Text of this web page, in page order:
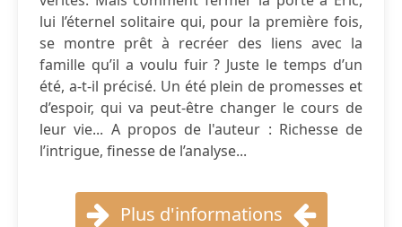
lui l’éternel solitaire qui, pour la première fois,
se montre prêt à recréer des liens avec la
famille qu’il a voulu fuir ? Juste le temps d’un
été, a-t-il précisé. Un été plein de promesses et
d’espoir, qui va peut-être changer le cours de
leur vie... A propos de l'auteur : Richesse de
l’intrigue, finesse de l’analyse...
Plus d'informations